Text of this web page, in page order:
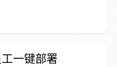
一键部署